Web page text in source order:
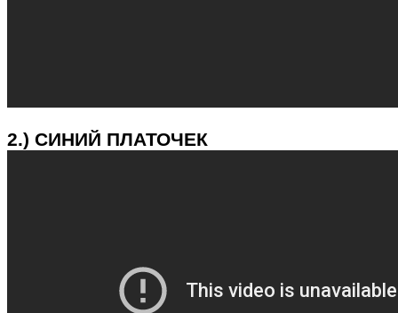
2.) СИНИЙ ПЛАТОЧЕК